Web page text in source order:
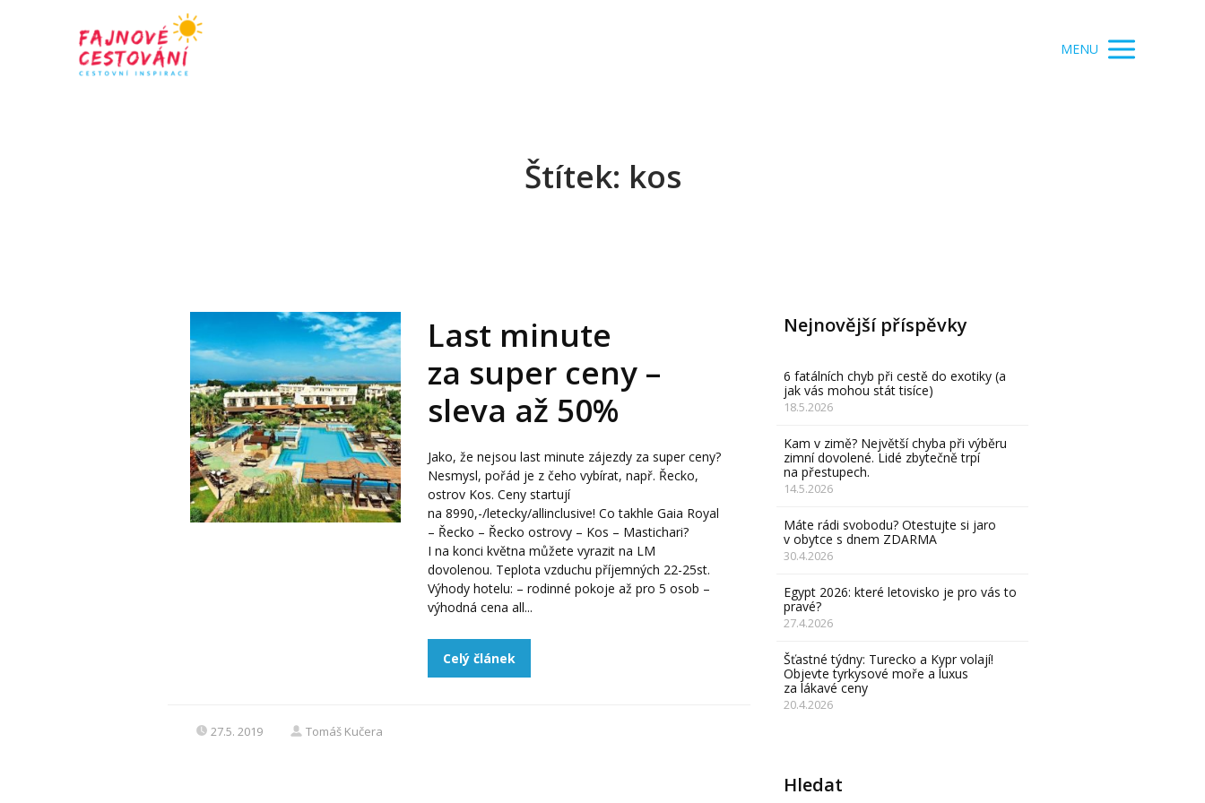
MENU
Štítek: kos
Last minute
za super ceny –
sleva až 50%
Jako, že nejsou last minute zájezdy za super ceny?
Nesmysl, pořád je z čeho vybírat, např. Řecko,
ostrov Kos. Ceny startují
na 8990,-/letecky/allinclusive! Co takhle Gaia Royal
– Řecko – Řecko ostrovy – Kos – Mastichari?
I na konci května můžete vyrazit na LM
dovolenou. Teplota vzduchu příjemných 22-25st.
Výhody hotelu: – rodinné pokoje až pro 5 osob –
výhodná cena all...
Celý článek
27.5. 2019 Tomáš Kučera
Nejnovější příspěvky
6 fatálních chyb při cestě do exotiky (a
jak vás mohou stát tisíce)
18.5.2026
Kam v zimě? Největší chyba při výběru
zimní dovolené. Lidé zbytečně trpí
na přestupech.
14.5.2026
Máte rádi svobodu? Otestujte si jaro
v obytce s dnem ZDARMA
30.4.2026
Egypt 2026: které letovisko je pro vás to
pravé?
27.4.2026
Šťastné týdny: Turecko a Kypr volají!
Objevte tyrkysové moře a luxus
za lákavé ceny
20.4.2026
Hledat